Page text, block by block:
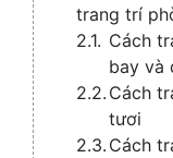
trang trí
Cách
bay và
Cách
tươi
Cách